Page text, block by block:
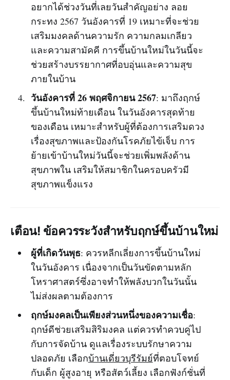
อยากได้ช่วงวันที่เลยวันสำคัญอย่าง ลอย
กระทง 2567 วันอังคารที่ 19 เหมาะที่จะช่วย
เสริมมงคลด้านความรัก ความกลมเกลียว
และความสามัคคี การขึ้นบ้านใหม่ในวันนี้จะ
ช่วยสร้างบรรยากาศที่อบอุ่นและความสุข
ภายในบ้าน
วันอังคารที่ 26 พฤศจิกายน 2567: มาถึงฤกษ์
ขึ้นบ้านใหม่ท้ายเดือน ในวันอังคารสุดท้าย
ของเดือน เหมาะสำหรับผู้ที่ต้องการเสริมดวง
เรื่องสุขภาพและป้องกันโรคภัยไข้เจ็บ การ
ย้ายเข้าบ้านใหม่วันนี้จะช่วยเพิ่มพลังด้าน
สุขภาพใน เสริมให้สมาชิกในครอบครัวมี
สุขภาพแข็งแรง
เตือน! ข้อควรระวังสำหรับฤกษ์ขึ้นบ้านใหม่
ผู้ที่เกิดวันพุธ: ควรหลีกเลี่ยงการขึ้นบ้านใหม่
ในวันอังคาร เนื่องจากเป็นวันขัดตามหลัก
โหราศาสตร์ซึ่งอาจทำให้พลังบวกในวันนั้น
ไม่ส่งผลตามต้องการ
ฤกษ์มงคลเป็นเพียงส่วนหนึ่งของความเชื่อ:
ฤกษ์ดีช่วยเสริมสิริมงคล แต่ควรทำควบคู่ไป
กับการจัดบ้าน ดูแลเรื่องระบบรักษาความ
ปลอดภัย เลือกบ้านเดี่ยวบุรีรัมย์ที่ตอบโจทย์
กับเด็ก ผู้สูงอายุ หรือสัตว์เลี้ยง เลือกฟังก์ชั่นที่